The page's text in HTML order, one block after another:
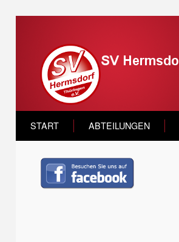
START ABTEILUNGEN